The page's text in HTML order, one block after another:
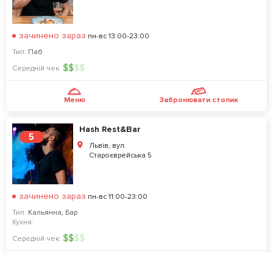
зачинено зараз пн-вс 13:00-23:00
Тип: Паб
Середній чек: $$$$
Меню Забронювати столик
5
Hash Rest&Bar
Львів, вул.
Староєврейська 5
зачинено зараз пн-вс 11:00-23:00
Тип: Кальянна, Бар
Кухня:
Середній чек: $$$$